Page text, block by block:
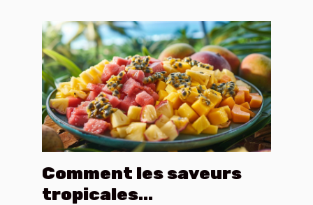
Comment les saveurs
tropicales